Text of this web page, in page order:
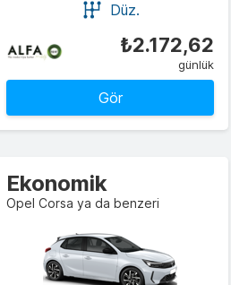
Düz.
₺2.172,62
günlük
Gör
Ekonomik
Opel Corsa ya da benzeri